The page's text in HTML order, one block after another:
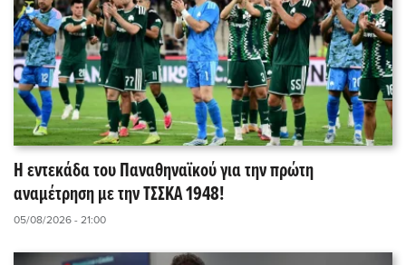
Η εντεκάδα του Παναθηναϊκού για την πρώτη
αναμέτρηση με την ΤΣΣΚΑ 1948!
05/08/2026 - 21:00